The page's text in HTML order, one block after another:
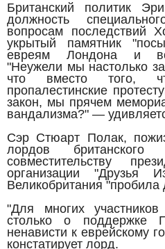
Британский политик
должность
вопросам последствий
укрытый памятник
евреям Лондона и
"Неужели мы настолько
что вместо того,
пропалестинские
закон, мы прячем
вандализма?" —
Сэр Стюарт Полак,
лордов
совместительству
организации "Друзья
Великобритания "пробила
"Для многих
столько о поддержке
ненависти к еврейскому
констатирует лорд.